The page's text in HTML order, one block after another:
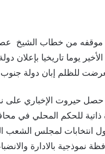
يوما تاريخيا بإعلان
للظلم إبان دولة
حصل حيروت الإخباري
ذاتية للحكم المحلي في
بالادارة